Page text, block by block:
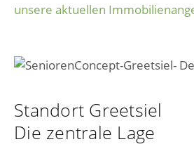
unsere aktuellen
Standort Greetsiel
Die zentrale Lage